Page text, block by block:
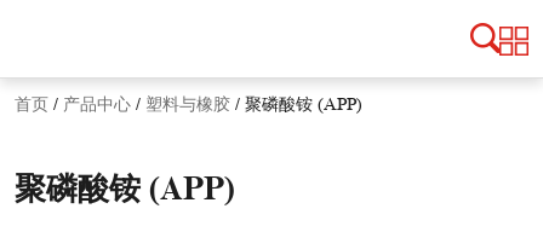
首页 / 产品中心 / 塑料与橡胶 / 聚磷酸铵 (APP)
聚磷酸铵 (APP)